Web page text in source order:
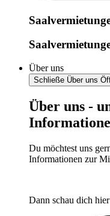
Über uns
Schließe Über uns
Über uns -
Du möchtest uns
Informationen zur
Dann schau dich